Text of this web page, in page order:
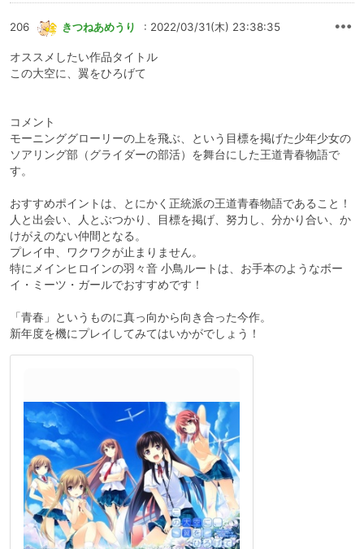
206 きつねあめうり : 2022/03/31(木) 23:38:35
オススメしたい作品タイトル
この大空に、翼をひろげて
コメント
モーニンググローリーの上を飛ぶ、という目標を掲げた少年少女の
ソアリング部（グライダーの部活）を舞台にした王道青春物語で
す。
おすすめポイントは、とにかく正統派の王道青春物語であること！
人と出会い、人とぶつかり、目標を掲げ、努力し、分かり合い、か
けがえのない仲間となる。
プレイ中、ワクワクが止まりません。
特にメインヒロインの羽々音 小鳥ルートは、お手本のようなボー
イ・ミーツ・ガールでおすすめです！
「青春」というものに真っ向から向き合った今作。
新年度を機にプレイしてみてはいかがでしょう！